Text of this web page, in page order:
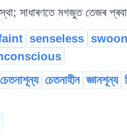
সাধাৰণতে মগজুত তেজৰ
senseless swoon
চেতনাশূন্য চেতনাহীন জ্ঞানশূন্য